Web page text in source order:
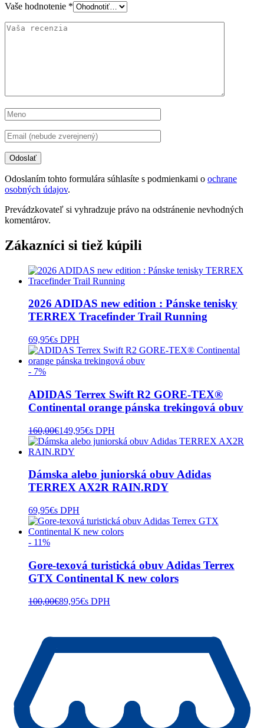
Vaše hodnotenie *
Odoslaním tohto formulára súhlasíte s podmienkami o ochrane
osobných údajov.
Prevádzkovateľ si vyhradzuje právo na odstránenie nevhodných
komentárov.
Zákazníci si tiež kúpili
2026 ADIDAS new edition : Pánske tenisky
TERREX Tracefinder Trail Running
69,95€s DPH
- 7%
ADIDAS Terrex Swift R2 GORE-TEX®
Continental orange pánska trekingová obuv
160,00€149,95€s DPH
Dámska alebo juniorská obuv Adidas
TERREX AX2R RAIN.RDY
69,95€s DPH
- 11%
Gore-texová turistická obuv Adidas Terrex
GTX Continental K new colors
100,00€89,95€s DPH